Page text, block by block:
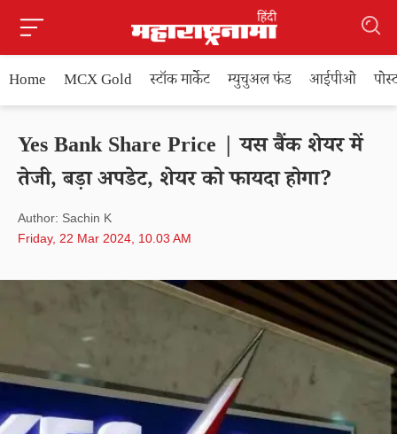
Home MCX Gold स्टॉक मार्केट म्युचुअल फंड आईपीओ
Yes Bank Share Price | यस बैंक शेयर में
तेजी, बड़ा अपडेट, शेयर को फायदा होगा?
Author: Sachin K
Friday, 22 Mar 2024, 10.03 AM